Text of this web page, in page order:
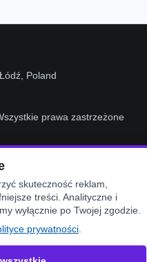
Poland
prawa zastrzeżone
Cookies
skuteczność reklam,
treści. Analityczne i
wyłącznie po Twojej zgodzie.
prywatności